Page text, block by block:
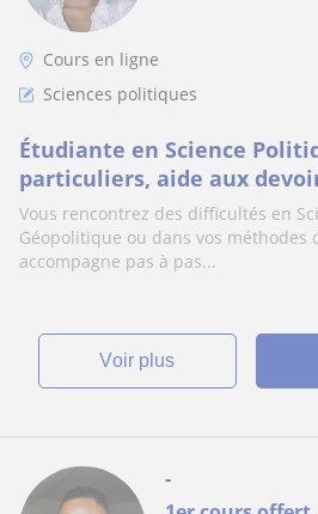
Cours en ligne
Sciences politiques
Étudiante en Science
particuliers, aide aux
accompagnement pour
de L1.
Vous rencontrez des difficultés en
Géopolitique ou dans vos méthodes
accompagne pas à pas...
voir plus
-